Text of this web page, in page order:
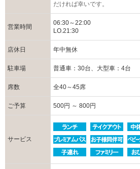
だければ幸いです。
営業時間
06:30～22:00
LO.21:30
店休日 年中無休
駐車場 普通車：30台、大型車：4台
席数 全40～45席
ご予算 500円 ～ 800円
サービス